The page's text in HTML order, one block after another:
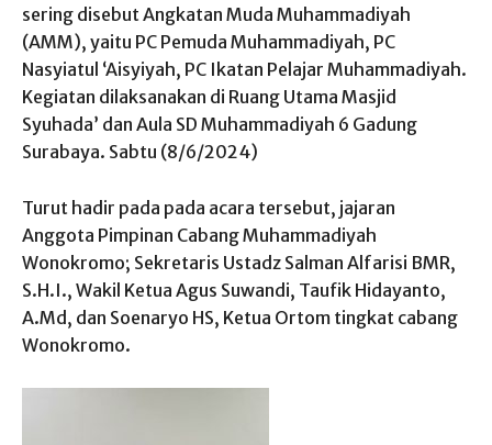
sering disebut Angkatan Muda Muhammadiyah
(AMM), yaitu PC Pemuda Muhammadiyah, PC
Nasyiatul ‘Aisyiyah, PC Ikatan Pelajar Muhammadiyah.
Kegiatan dilaksanakan di Ruang Utama Masjid
Syuhada’ dan Aula SD Muhammadiyah 6 Gadung
Surabaya. Sabtu (8/6/2024)
Turut hadir pada pada acara tersebut, jajaran
Anggota Pimpinan Cabang Muhammadiyah
Wonokromo; Sekretaris Ustadz Salman Alfarisi BMR,
S.H.I., Wakil Ketua Agus Suwandi, Taufik Hidayanto,
A.Md, dan Soenaryo HS, Ketua Ortom tingkat cabang
Wonokromo.